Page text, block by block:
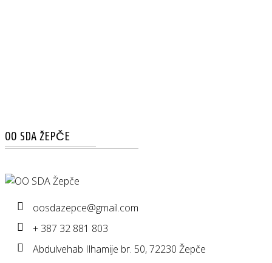
OO SDA ŽEPČE
OO SDA Žepče
oosdazepce@gmail.com
+ 387 32 881 803
Abdulvehab Ilhamije br. 50, 72230 Žepče